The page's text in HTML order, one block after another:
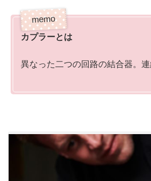
カプラーとは
異なった二つの回路の結合器。連